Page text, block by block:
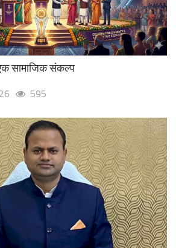
सामाजिक संकल्प
595